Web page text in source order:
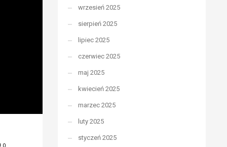
0
wrzesień 2025
sierpień 2025
lipiec 2025
czerwiec 2025
maj 2025
kwiecień 2025
marzec 2025
luty 2025
styczeń 2025